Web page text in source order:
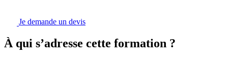
Je demande un devis
À qui s’adresse cette formation ?